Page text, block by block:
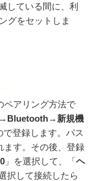
している間に、利
グをセットしま
アリング方法で
→ Bluetooth→ 新規機
で登録します。パス
ます。その後、登録
」を選択して、「ヘ
択して接続したら